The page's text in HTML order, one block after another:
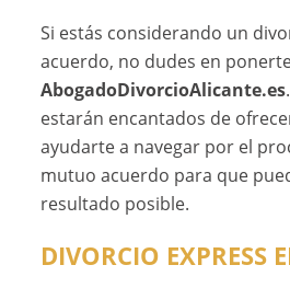
Si estás considerando un
acuerdo, no dudes en
AbogadoDivorcioAlicante.es
estarán encantados de
ayudarte a navegar por el
mutuo acuerdo para que
resultado posible.
DIVORCIO EXPRESS